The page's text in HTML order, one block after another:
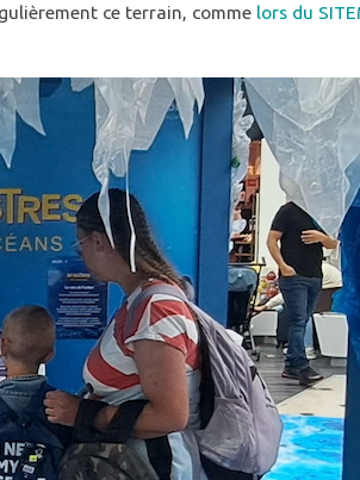
ce terrain, comme lors du